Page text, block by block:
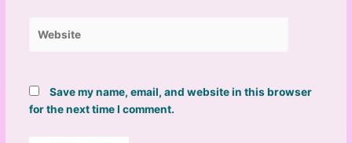
Save my name, email, and website in this browser
for the next time I comment.